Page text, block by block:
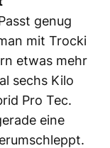
genug
mit Trocki
etwas mehr
sechs Kilo
Pro Tec.
eine